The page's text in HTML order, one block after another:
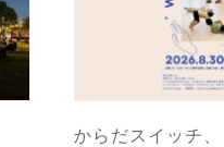
からだスイッチ